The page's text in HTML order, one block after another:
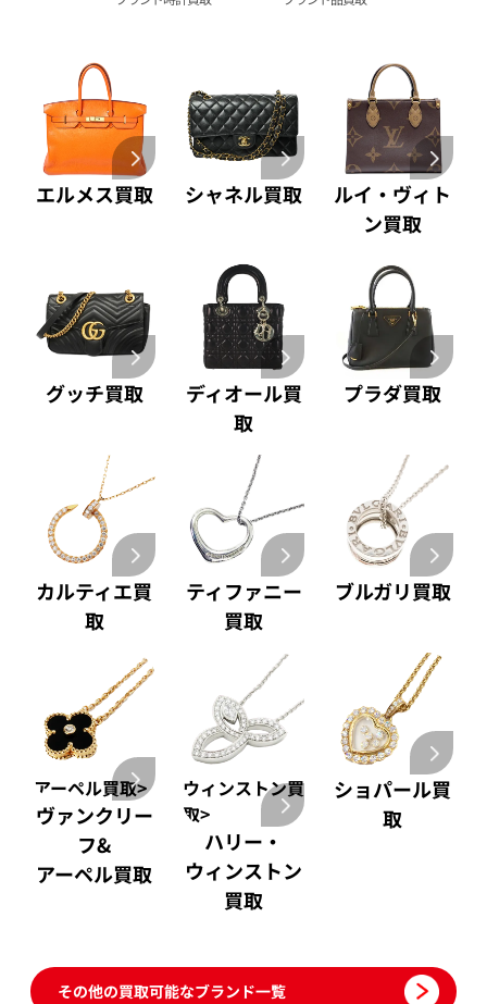
Pt1000 買取
Pt900 買取
Pt850 買取
Pt&Pm 買取
銀･シルバー 買取
パラジウム 買取
パネライ 買取
ブルガリ 買取
フランク ミュラー 買取
IWC 買取
買取可能な商品をもっと見る
エルメス買取 シャネル買取
ルイ・ヴィト
ン買取
グッチ買取
ディオール買
取
プラダ買取
カルティエ買
取
ティファニー
買取
ブルガリ買取
アーペル買取>
ヴァンクリー
フ&
アーペル買取
ウィンストン買
取>
ハリー・
ウィンストン
買取
ショパール買
取
その他の買取可能なブランド一覧